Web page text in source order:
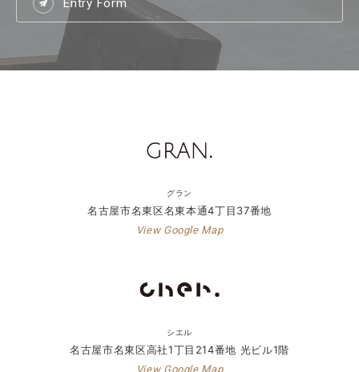
Entry Form
グラン
名古屋市名東区名東本通4丁目37番地
View Google Map
シエル
名古屋市名東区高社1丁目214番地 光ビル1階
View Google Map